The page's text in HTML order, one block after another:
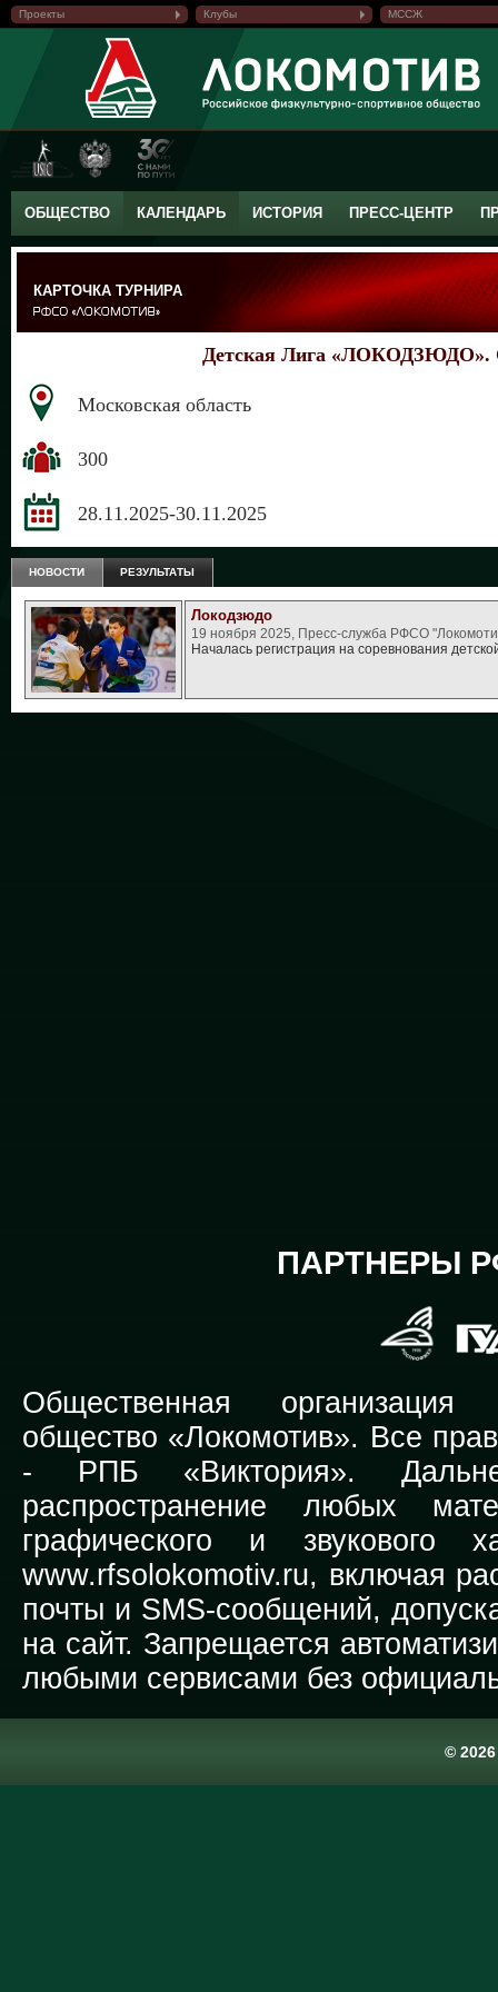
Проекты Клубы МССЖ
ОБЩЕСТВО КАЛЕНДАРЬ ИСТОРИЯ ПРЕСС-ЦЕНТР
КАРТОЧКА ТУРНИРА
Детская Лига «ЛОКОДЗЮДО».
Московская область
300
28.11.2025-30.11.2025
НОВОСТИ РЕЗУЛЬТАТЫ
Локодзюдо
19 ноября 2025, Пресс-служба РФСО
Началась регистрация на соревнования
ПАРТНЕРЫ
Общественная организация
общество «Локомотив». Все
- РПБ «Виктория».
распространение любых
графического и звукового
www.rfsolokomotiv.ru, включая
почты и SMS-сообщений,
на сайт. Запрещается
любыми сервисами без
©